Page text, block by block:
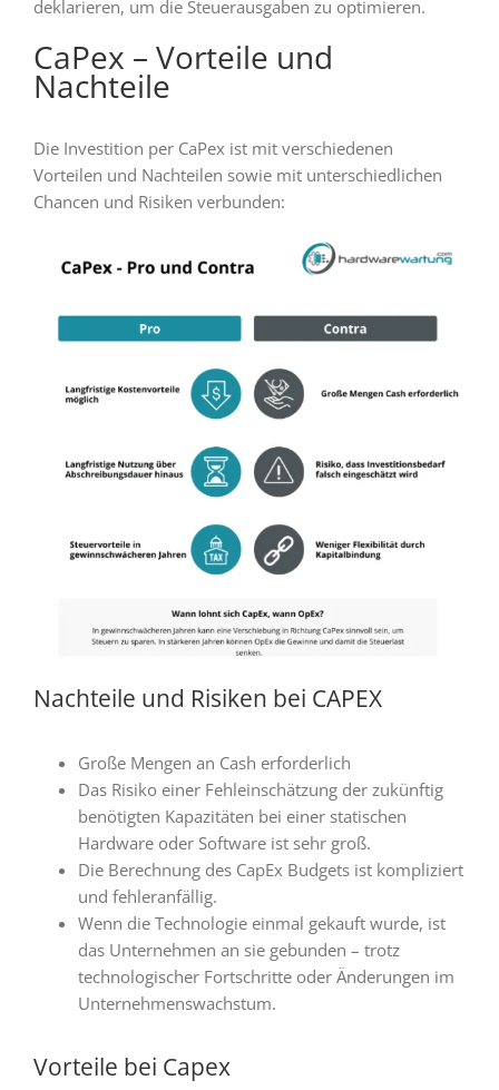
deklarieren, um die Steuerausgaben zu optimieren.
CaPex – Vorteile und
Nachteile
Die Investition per CaPex ist mit verschiedenen
Vorteilen und Nachteilen sowie mit unterschiedlichen
Chancen und Risiken verbunden:
Nachteile und Risiken bei CAPEX
Große Mengen an Cash erforderlich
Das Risiko einer Fehleinschätzung der zukünftig
benötigten Kapazitäten bei einer statischen
Hardware oder Software ist sehr groß.
Die Berechnung des CapEx Budgets ist kompliziert
und fehleranfällig.
Wenn die Technologie einmal gekauft wurde, ist
das Unternehmen an sie gebunden – trotz
technologischer Fortschritte oder Änderungen im
Unternehmenswachstum.
Vorteile bei Capex